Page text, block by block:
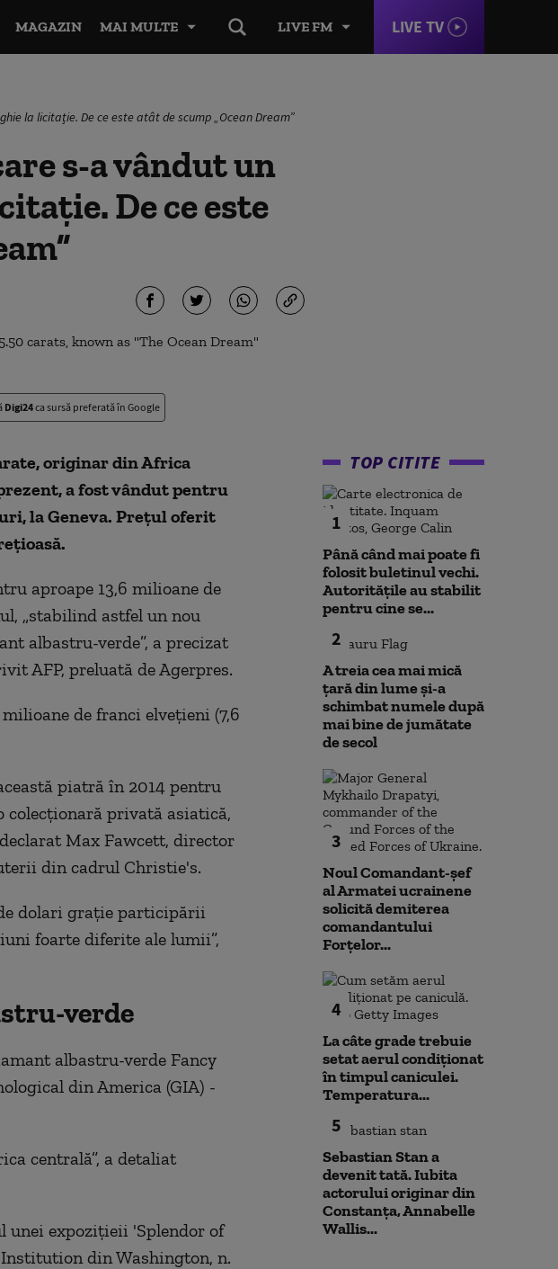
LIVE FM LIVE TV
MAGAZIN MAI MULTE
la licitație. De ce este atât de scump „Ocean Dream”
s-a vândut un
De ce este
Digi24ca sursă preferată în Google
originar din Africa
a fost vândut pentru
la Geneva. Prețul oferit
aproape 13,6 milioane de
„stabilind astfel un nou
albastru-verde”, a precizat
AFP, preluată de Agerpres.
de franci elveţieni (7,6
piatră în 2014 pentru
colecţionară privată asiatică,
Max Fawcett, director
din cadrul Christie's.
dolari graţie participării
foarte diferite ale lumii”,
verde
albastru-verde Fancy
din America (GIA) -
centrală”, a detaliat
unei expoziţieii 'Splendor of
din Washington, n.
TOP CITITE
1
Până când mai poate fi
folosit buletinul vechi.
Autoritățile au stabilit
pentru cine se...
2
A treia cea mai mică
țară din lume și-a
schimbat numele după
mai bine de jumătate
de secol
3
Noul Comandant-șef
al Armatei ucrainene
solicită demiterea
comandantului
Forțelor...
4
La câte grade trebuie
setat aerul condiționat
în timpul caniculei.
Temperatura...
5
Sebastian Stan a
devenit tată. Iubita
actorului originar din
Constanța, Annabelle
Wallis...